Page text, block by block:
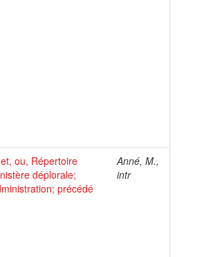
ou, Répertoire
déplorale;
précédé
Anné, M.,
intr